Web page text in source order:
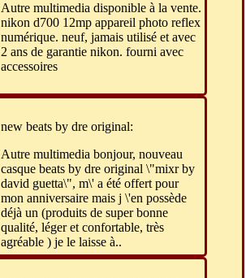
Autre multimedia disponible à la vente.
nikon d700 12mp appareil photo reflex
numérique. neuf, jamais utilisé et avec
2 ans de garantie nikon. fourni avec
accessoires
new beats by dre original:
Autre multimedia bonjour, nouveau
casque beats by dre original \"mixr by
david guetta\", m\' a été offert pour
mon anniversaire mais j \'en possède
déjà un (produits de super bonne
qualité, léger et confortable, très
agréable ) je le laisse à..